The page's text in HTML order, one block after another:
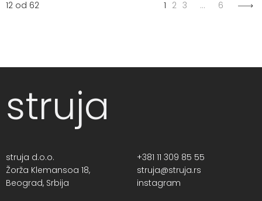
12 od 62 1 2 3 … 6
struja
struja d.o.o.
Žorža Klemansoa 18,
Beograd, Srbija
+381 11 309 85 55
struja@struja.rs
instagram